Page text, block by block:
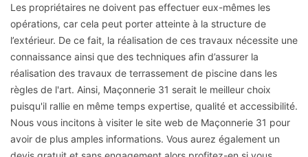
Les propriétaires ne doivent pas effectuer eux-mêmes les
opérations, car cela peut porter atteinte à la structure de
l’extérieur. De ce fait, la réalisation de ces travaux nécessite une
connaissance ainsi que des techniques afin d’assurer la
réalisation des travaux de terrassement de piscine dans les
règles de l'art. Ainsi, Maçonnerie 31 serait le meilleur choix
puisqu'il rallie en même temps expertise, qualité et accessibilité.
Nous vous incitons à visiter le site web de Maçonnerie 31 pour
avoir de plus amples informations. Vous aurez également un